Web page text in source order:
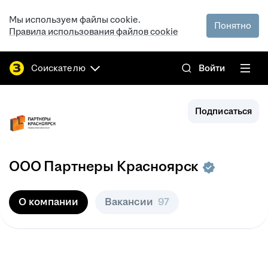
Мы используем файлы cookie.
Правила использования файлов cookie
Понятно
Соискателю Войти
Подписаться
ООО Партнеры Красноярск
О компании Вакансии 97